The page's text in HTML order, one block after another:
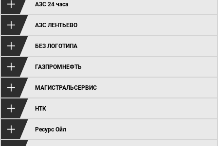
АЗС 24 часа
АЗС ЛЕНТЬЕВО
БЕЗ ЛОГОТИПА
ГАЗПРОМНЕФТЬ
МАГИСТРАЛЬСЕРВИС
НТК
Ресурс Ойл